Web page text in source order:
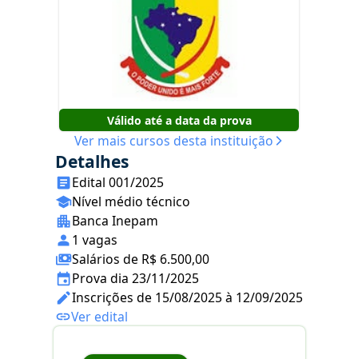
Válido até a data da prova
Ver mais cursos desta instituição
Detalhes
Edital 001/2025
Nível médio técnico
Banca Inepam
1 vagas
Salários de R$ 6.500,00
Prova dia 23/11/2025
Inscrições de 15/08/2025 à 12/09/2025
Ver edital